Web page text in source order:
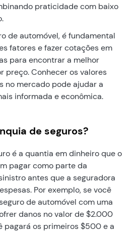
praticidade com baixo
de automóvel, é fundamental
fatores e fazer cotações em
para encontrar a melhor
preço. Conhecer os valores
no mercado pode ajudar a
informada e econômica.
de seguros?
é a quantia em dinheiro que o
pagar como parte da
antes que a seguradora
Por exemplo, se você
de automóvel com uma
danos no valor de $2.000
pagará os primeiros $500 e a